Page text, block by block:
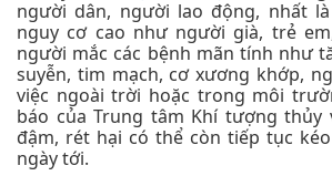
người dân, người lao động, nhất
nguy cơ cao như người già, trẻ
người mắc các bệnh mãn tính như
suyễn, tim mạch, cơ xương khớp,
việc ngoài trời hoặc trong môi
báo của Trung tâm Khí tượng thủy
đậm, rét hại có thể còn tiếp tục
ngày tới.